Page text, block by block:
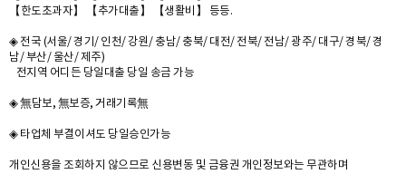
【한도초과자】 【추가대출】 【생활비】 등등.
◈ 전국 (서울/ 경기/ 인천/ 강원/ 충남/ 충북/ 대전/ 전북/ 전남/ 광주/ 대구/ 경북/ 경
남/ 부산/ 울산/ 제주)
전지역 어디든 당일대출 당일 송금 가능
◈ 無담보, 無보증, 거래기록無
◈ 타업체 부결이셔도 당일승인가능
개인신용을 조회하지 않으므로 신용변동 및 금융권 개인정보와는 무관하며